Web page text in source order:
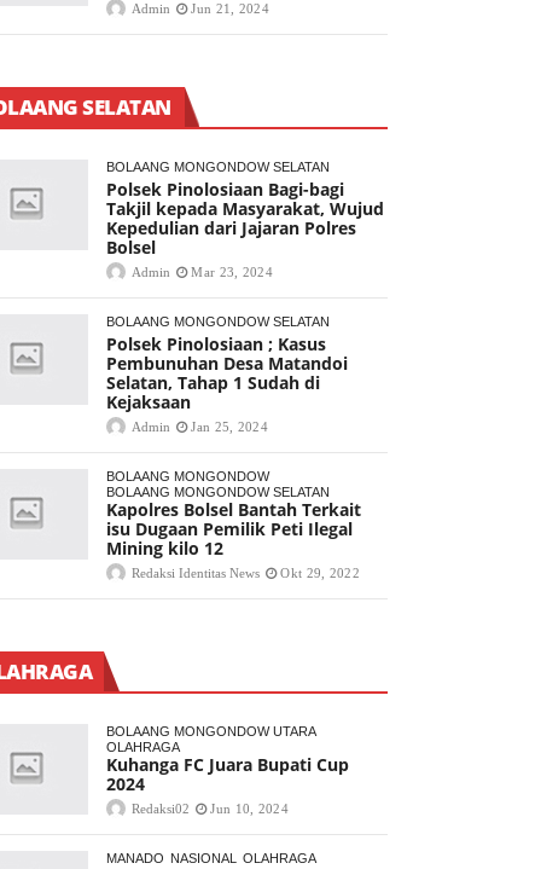
Admin Jun 21, 2024
SELATAN
BOLAANG MONGONDOW SELATAN
Polsek Pinolosiaan Bagi-bagi
Takjil kepada Masyarakat, Wujud
Kepedulian dari Jajaran Polres
Bolsel
Admin Mar 23, 2024
BOLAANG MONGONDOW SELATAN
Polsek Pinolosiaan ; Kasus
Pembunuhan Desa Matandoi
Selatan, Tahap 1 Sudah di
Kejaksaan
Admin Jan 25, 2024
BOLAANG MONGONDOW
BOLAANG MONGONDOW SELATAN
Kapolres Bolsel Bantah Terkait
isu Dugaan Pemilik Peti Ilegal
Mining kilo 12
Redaksi Identitas News Okt 29, 2022
BOLAANG MONGONDOW UTARA
OLAHRAGA
Kuhanga FC Juara Bupati Cup
2024
Redaksi02 Jun 10, 2024
MANADO NASIONAL OLAHRAGA